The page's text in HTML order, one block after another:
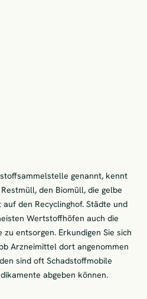
genannt, kennt
den Biomüll, die gelbe
den Recyclinghof. Städte und
Wertstoffhöfen auch die
entsorgen. Erkundigen Sie sich
Arzneimittel dort angenommen
sind oft Schadstoffmobile
abgeben können.